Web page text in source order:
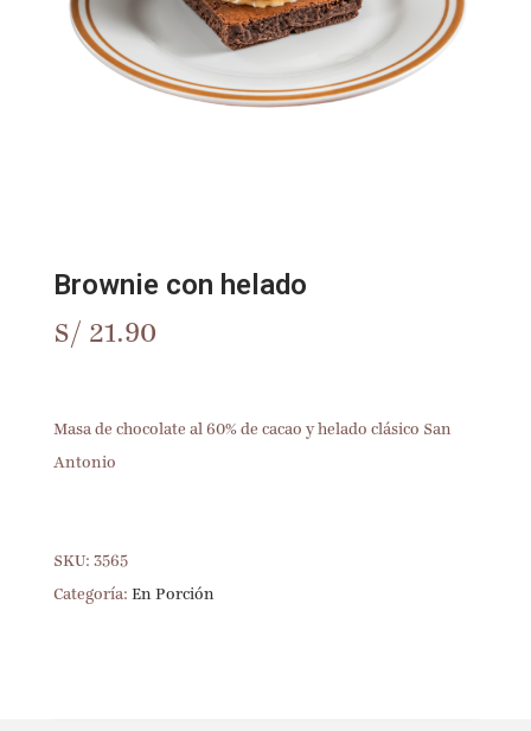
Brownie con helado
S/ 21.90
Masa de chocolate al 60% de cacao y helado clásico San
Antonio
SKU: 3565
Categoría: En Porción